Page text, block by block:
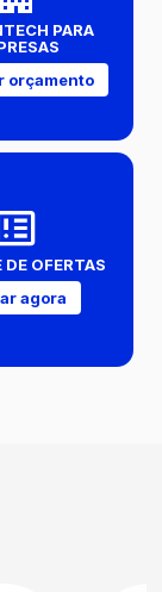
PARA
orçamento
DE OFERTAS
agora